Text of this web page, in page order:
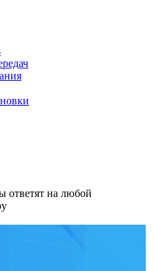
ответят на любой